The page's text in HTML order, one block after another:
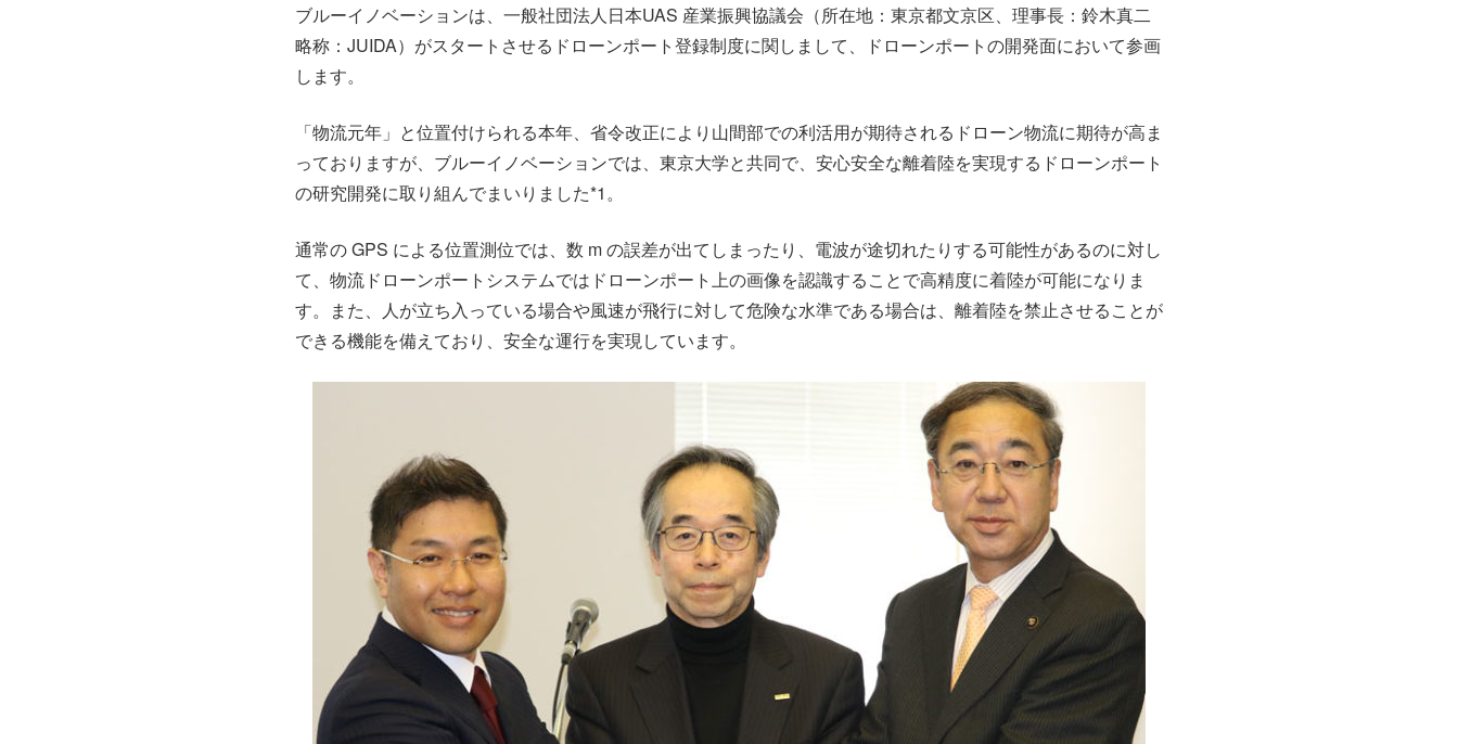
ブルーイノベーションは、一般社団法人日本UAS 産業振興協議会（所在地：東京都文京区、理事長：鈴木真二
略称：JUIDA）がスタートさせるドローンポート登録制度に関しまして、ドローンポートの開発面において参画
します。
「物流元年」と位置付けられる本年、省令改正により山間部での利活用が期待されるドローン物流に期待が高ま
っておりますが、ブルーイノベーションでは、東京大学と共同で、安心安全な離着陸を実現するドローンポート
の研究開発に取り組んでまいりました*1。
通常の GPS による位置測位では、数 m の誤差が出てしまったり、電波が途切れたりする可能性があるのに対し
て、物流ドローンポートシステムではドローンポート上の画像を認識することで高精度に着陸が可能になりま
す。また、人が立ち入っている場合や風速が飛行に対して危険な水準である場合は、離着陸を禁止させることが
できる機能を備えており、安全な運行を実現しています。